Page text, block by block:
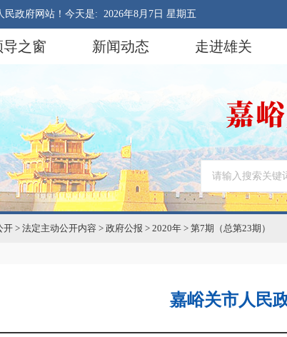
民政府网站！今天是: 2026年8月7日 星期五
导之窗 新闻动态 走进雄关
开 > 法定主动公开内容 > 政府公报 > 2020年 > 第7期（总第23期）
嘉峪关市人民